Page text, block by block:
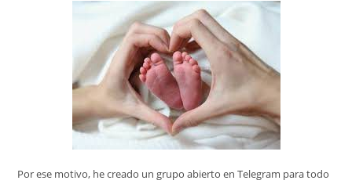
Por ese motivo, he creado un grupo abierto en Telegram para todo